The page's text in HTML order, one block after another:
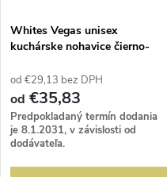
e
p
r
o
s
p
r
o
Whites Vegas unisex
kuchárske nohavice čierno-
od €29,13 bez DPH
od €35,83
Predpokladaný termín dodania
je 8.1.2031, v závislosti od
dodávateľa.